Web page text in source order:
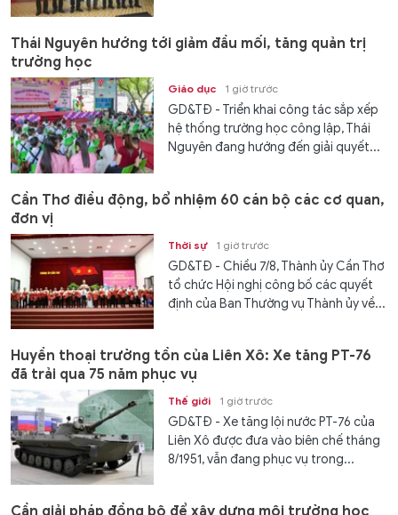
Thái Nguyên hướng tới giảm đầu mối, tăng quản trị
trường học
Giáo dục 1 giờ trước
GD&TĐ - Triển khai công tác sắp xếp
hệ thống trường học công lập, Thái
Nguyên đang hướng đến giải quyết...
Cần Thơ điều động, bổ nhiệm 60 cán bộ các cơ quan,
đơn vị
Thời sự 1 giờ trước
GD&TĐ - Chiều 7/8, Thành ủy Cần Thơ
tổ chức Hội nghị công bố các quyết
định của Ban Thường vụ Thành ủy về...
Huyền thoại trường tồn của Liên Xô: Xe tăng PT-76
đã trải qua 75 năm phục vụ
Thế giới 1 giờ trước
GD&TĐ - Xe tăng lội nước PT-76 của
Liên Xô được đưa vào biên chế tháng
8/1951, vẫn đang phục vụ trong...